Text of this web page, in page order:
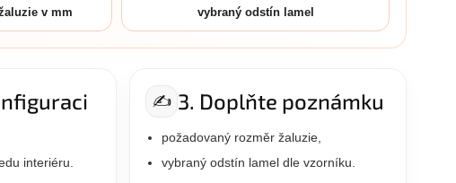
v mm vybraný odstín lamel
interiéru.
✍️ 3. Doplňte poznámku
požadovaný rozměr žaluzie,
vybraný odstín lamel dle vzorníku.